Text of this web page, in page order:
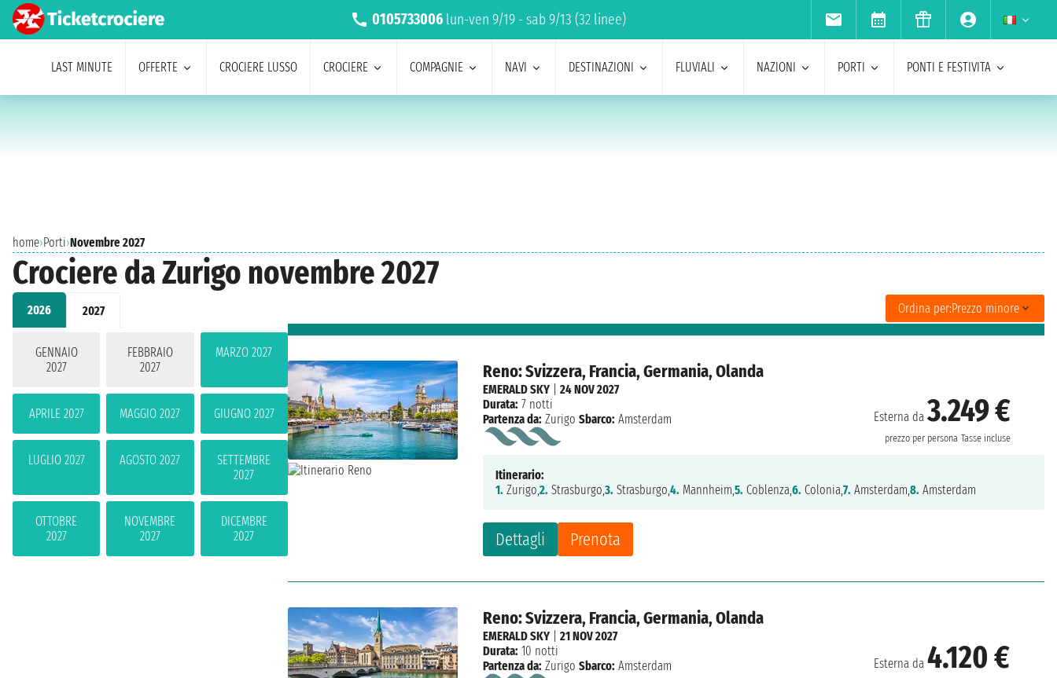
0105733006 lun-ven 9/19 - sab 9/13 (32 linee)
LAST MINUTE OFFERTE CROCIERE LUSSO CROCIERE COMPAGNIE NAVI DESTINAZIONI FLUVIALI NAZIONI PORTI PONTI E FESTIVITA
home›Porti›Novembre 2027
Crociere da Zurigo novembre 2027
2026 2027
GENNAIO
2027
FEBBRAIO
2027
MARZO 2027
APRILE 2027 MAGGIO 2027 GIUGNO 2027
LUGLIO 2027 AGOSTO 2027
SETTEMBRE
2027
OTTOBRE
2027
NOVEMBRE
2027
DICEMBRE
2027
Ordina per:Prezzo minore
Reno: Svizzera, Francia, Germania, Olanda
Esterna da3.249 €
prezzo per persona Tasse incluse
Dettagli Prenota
EMERALD SKY |24 NOV 2027
Durata: 7 notti
Partenza da: Zurigo Sbarco: Amsterdam
Itinerario:
1. Zurigo,2. Strasburgo,3. Strasburgo,4. Mannheim,5. Coblenza,6. Colonia,7. Amsterdam,8. Amsterdam
Reno: Svizzera, Francia, Germania, Olanda
Esterna da4.120 €
EMERALD SKY |21 NOV 2027
Durata: 10 notti
Partenza da: Zurigo Sbarco: Amsterdam